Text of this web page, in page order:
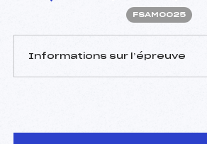
FSAM0025
Informations sur l’épreuve